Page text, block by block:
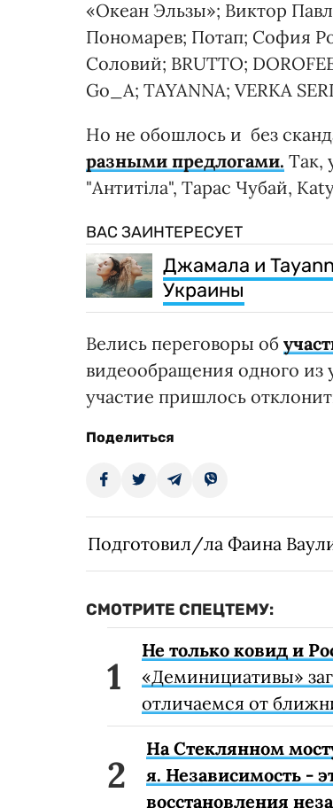
«Океан Эльзы»; Виктор
Пономарев; Потап; София
Соловий; BRUTTO;
Go_A; TAYANNA; VERKA
Но не обошлось и без
разными предлогами. Так,
"Антитіла", Тарас Чубай,
ВАС ЗАИНТЕРЕСУЕТ
Джамала и
Украины
Велись переговоры об
видеообращения одного из
участие пришлось
Поделиться
Подготовил/ла Фаина
СМОТРИТЕ СПЕЦТЕМУ:
Не только ковид и
«Деминициативы»
отличаемся от
На Стеклянном
я. Независимость -
восстановления